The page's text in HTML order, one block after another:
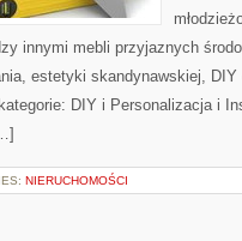
innymi mebli przyjaznych
estetyki skandynawskiej,
DIY i Personalizacja i
NIERUCHOMOŚCI